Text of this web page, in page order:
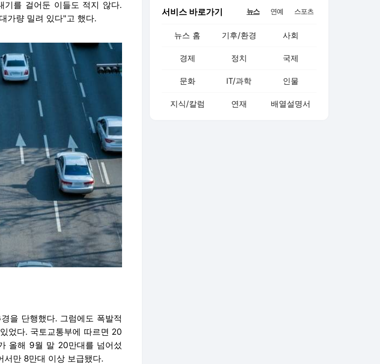
기를 걸어둔 이들도 적지 않다.
가량 밀려 있다"고 했다.
을 단행했다. 그럼에도 폭발적
었다. 국토교통부에 따르면 20
올해 9월 말 20만대를 넘어섰
만 8만대 이상 보급됐다.
서비스 바로가기 뉴스 연예 스포츠
뉴스 홈 기후/환경 사회
경제 정치 국제
문화 IT/과학 인물
지식/칼럼 연재 배열설명서